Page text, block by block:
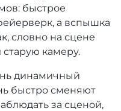
быстрое
а вспышка
словно на сцене
старую камеру.
динамичный
быстро сменяют
за сценой,